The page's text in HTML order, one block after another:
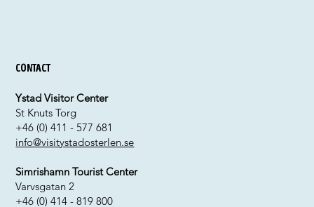
Contact
Ystad Visitor Center
St Knuts Torg
+46 (0) 411 - 577 681
info@visitystadosterlen.se
Simrishamn Tourist Center
Varvsgatan 2
+46 (0) 414 - 819 800